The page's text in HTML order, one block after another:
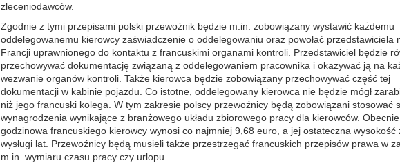
zleceniodawców.
Zgodnie z tymi przepisami polski przewoźnik będzie m.in. zobowiązany wystawić każdemu
oddelegowanemu kierowcy zaświadczenie o oddelegowaniu oraz powołać przedstawiciela
Francji uprawnionego do kontaktu z francuskimi organami kontroli. Przedstawiciel będzie
przechowywać dokumentację związaną z oddelegowaniem pracownika i okazywać ją na
wezwanie organów kontroli. Także kierowca będzie zobowiązany przechowywać część tej
dokumentacji w kabinie pojazdu. Co istotne, oddelegowany kierowca nie będzie mógł
niż jego francuski kolega. W tym zakresie polscy przewoźnicy będą zobowiązani stosować
wynagrodzenia wynikające z branżowego układu zbiorowego pracy dla kierowców.
godzinowa francuskiego kierowcy wynosi co najmniej 9,68 euro, a jej ostateczna wysokość
wysługi lat. Przewoźnicy będą musieli także przestrzegać francuskich przepisów prawa w
m.in. wymiaru czasu pracy czy urlopu.